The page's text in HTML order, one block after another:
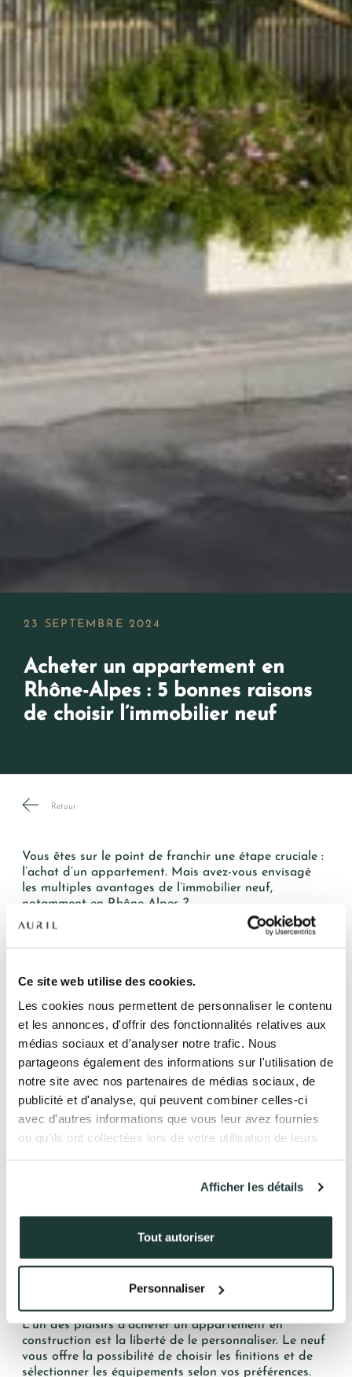
Ce site web utilise des cookies.
Les cookies nous permettent de personnaliser le contenu
et les annonces, d'offrir des fonctionnalités relatives aux
médias sociaux et d'analyser notre trafic. Nous
partageons également des informations sur l'utilisation de
notre site avec nos partenaires de médias sociaux, de
publicité et d'analyse, qui peuvent combiner celles-ci
avec d'autres informations que vous leur avez fournies
ou qu'ils ont collectées lors de votre utilisation de leurs
Afficher les détails
Tout autoriser
Personnaliser
QUI SOMMES-NOUS ?
L’EXPERTISE AURIL
NOS RÉALISATIONS
ACTUALITÉS
COMPTE CLIENT
41 av. François Mitterrand
+33(0)4.58.09.05.00
Acheter un appartement en
Rhône-Alpes : 5 bonnes raisons
de choisir l’immobilier neuf
23 SEPTEMBRE 2024
Retour
Vous êtes sur le point de franchir une étape cruciale :
l’achat d’un appartement. Mais avez-vous envisagé
les multiples avantages de l’immobilier neuf,
notamment en Rhône-Alpes ?
Promoteur immobilier en région Rhône-Alpes, Auril
vous explique pourquoi cette option pourrait bien
Profitez de nombreux avantages financiers et
fiscaux
En optant pour l’achat d’un appartement neuf, vous
bénéficiez de conditions financières attractives.
comme une charge importante dans l’acquisition d’un
bien, sont nettement réduits dans le neuf ? Alors
qu’ils s’élèvent à 7-8 % du prix de vente dans l’ancien,
profiter d’une TVA réduite à 5,5 % au lieu des 20 %
habituels, allégeant significativement le coût de votre
Personnalisez votre appartement selon vos goûts
L’un des plaisirs d’acheter un appartement en
construction est la liberté de le personnaliser. Le neuf
vous offre la possibilité de choisir les finitions et de
sélectionner les équipements selon vos préférences.